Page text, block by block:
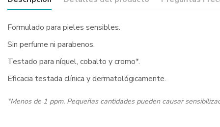
Formulado para pieles sensibles.
Sin perfume ni parabenos.
Testado para níquel, cobalto y cromo*.
Eficacia testada clínica y dermatológicamente.
*Menos de 1 ppm. Pequeñas cantidades pueden causar